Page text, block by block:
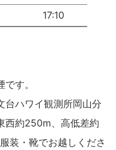
17:10
す。
台ハワイ観測所岡山分
西約250m、高低差約
装・靴でお越しくださ